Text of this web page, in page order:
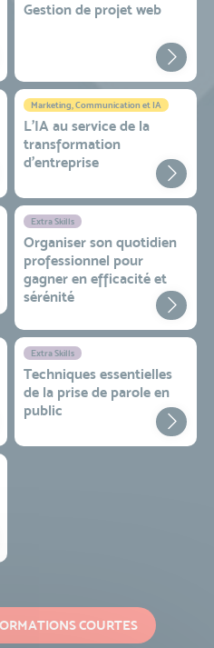
Gestion de projet web
Marketing, Communication et IA
L'IA au service de la
transformation
d'entreprise
Extra Skills
Organiser son quotidien
professionnel pour
gagner en efficacité et
sérénité
Extra Skills
Techniques essentielles
de la prise de parole en
public
COURTES